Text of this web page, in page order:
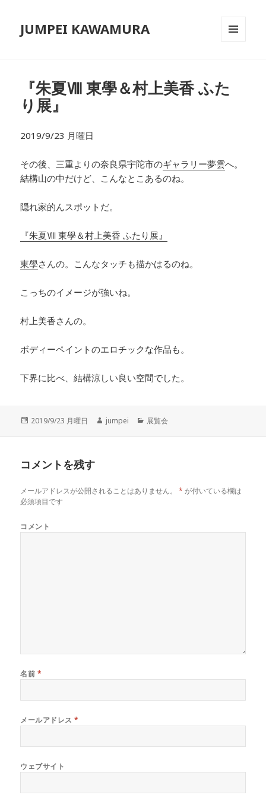
JUMPEI KAWAMURA
『朱夏Ⅷ 東學＆村上美香 ふた
り展』
2019/9/23 月曜日
その後、三重よりの奈良県宇陀市のギャラリー夢雲へ。
結構山の中だけど、こんなとこあるのね。
隠れ家的んスポットだ。
『朱夏Ⅷ 東學＆村上美香 ふたり展』
東學さんの。こんなタッチも描かはるのね。
こっちのイメージが強いね。
村上美香さんの。
ボディーペイントのエロチックな作品も。
下界に比べ、結構涼しい良い空間でした。
投
2019/9/23 月曜日
作
jumpei
カ
展覧会
コメントを残す
メールアドレスが公開されることはありません。 * が付いている欄は
必須項目です
コメント
名前 *
メールアドレス*
ウェブサイト